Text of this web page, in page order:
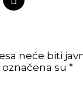
neće biti
su *